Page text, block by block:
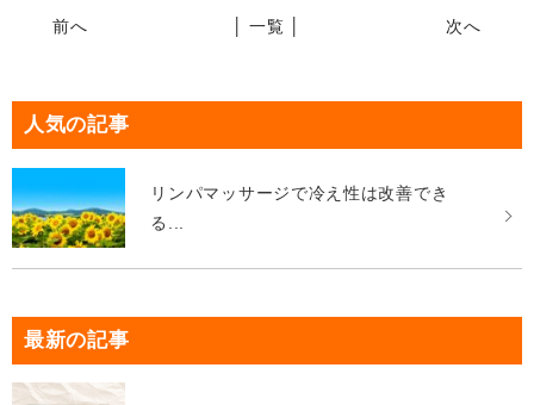
前へ 次へ
│ 一覧 │
人気の記事
リンパマッサージで冷え性は改善でき
る...
最新の記事